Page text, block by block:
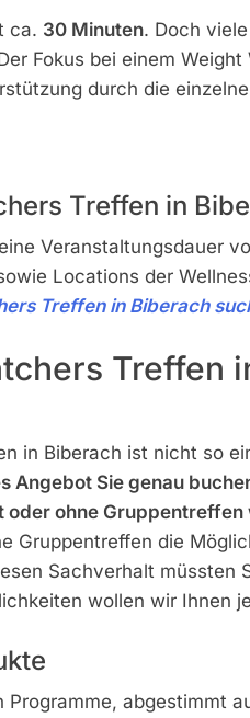
ca. 30 Minuten. Doch
Fokus bei einem Weight
durch die
Treffen in
Veranstaltungsdauer
Locations der
Treffen in Biberach
Treffen
in Biberach ist nicht so
Angebot Sie genau
oder ohne Gruppentreffen
Gruppentreffen die
Sachverhalt müssten
wollen wir Ihnen
abgestimmt